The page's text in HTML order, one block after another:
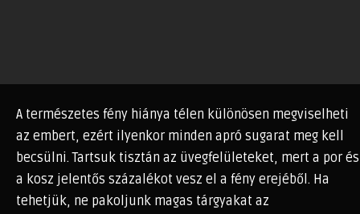
A természetes fény hiánya télen különösen megviselheti
az embert, ezért ilyenkor minden apró sugarat meg kell
becsülni. Tartsuk tisztán az üvegfelületeket, mert a por és
a kosz jelentős százalékot vesz el a fény erejéből. Ha
tehetjük, ne pakoljunk magas tárgyakat az